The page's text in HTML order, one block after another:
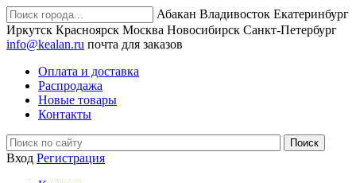
Абакан Владивосток Екатеринбург
Иркутск Красноярск Москва Новосибирск Санкт-Петербург
info@kealan.ru почта для заказов
Оплата и доставка
Распродажа
Новые товары
Контакты
Вход Регистрация